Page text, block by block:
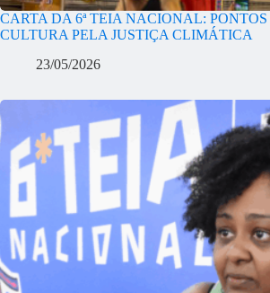
CARTA DA 6ª TEIA NACIONAL: PONTOS
CULTURA PELA JUSTIÇA CLIMÁTICA
23/05/2026